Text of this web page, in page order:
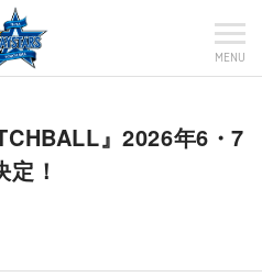
MENU
』2026年6・7
！